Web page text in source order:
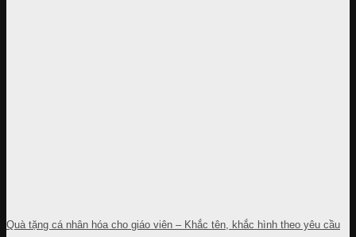
Quà tặng cá nhân hóa cho giáo viên – Khắc tên, khắc hình theo yêu cầu